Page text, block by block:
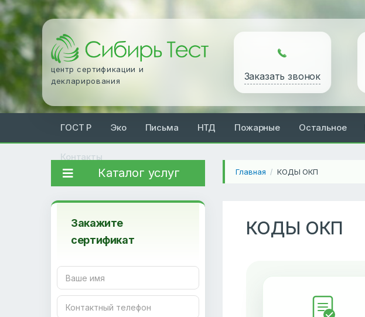
центр сертификации и
декларирования
Заказать звонок
ГОСТ Р Эко Письма НТД Пожарные Остальное
Контакты
Каталог услуг
Закажите
сертификат
Главная / КОДЫ ОКП
КОДЫ ОКП